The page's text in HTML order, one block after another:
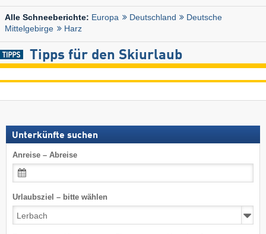
Alle Schneeberichte: Europa Deutschland
Deutsche
Mittelgebirge
Harz
Tipps für den Skiurlaub
Unterkünfte suchen
Anreise – Abreise
Urlaubsziel – bitte wählen